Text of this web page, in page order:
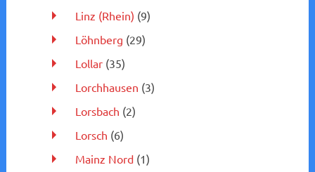
Linz (Rhein) (9)
Löhnberg (29)
Lollar(35)
Lorchhausen (3)
Lorsbach (2)
Lorsch (6)
Mainz Nord(1)